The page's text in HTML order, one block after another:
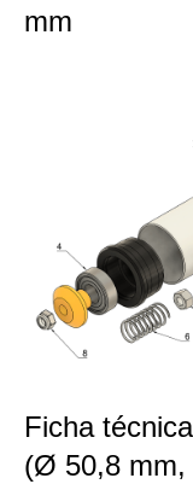
mm
Ficha
(Ø 50,8 mm,